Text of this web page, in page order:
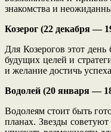
знакомства и
Козерог (22 декабря —
Для Козерогов этот
будущих целей и
и желание достичь
Водолей (20 января —
Водолеям стоит быть
планах. Звезды